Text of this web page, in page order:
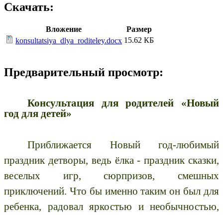
Скачать:
Вложение
Размер
konsultatsiya_dlya_roditeley.docx 15.62 КБ
Предварительный просмотр:
Консультация для родителей «Новый
год для детей»
Приближается Новый год-любимый
праздник детворы, ведь ёлка - праздник сказки,
веселых игр, сюрпризов, смешных
приключений. Что бы именно таким он был для
ребенка, радовал яркостью и необычностью,